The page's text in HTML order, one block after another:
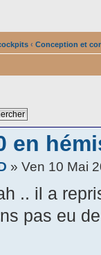
‹ Conception et
en
» Ven 10 Mai
.. il a
pas eu